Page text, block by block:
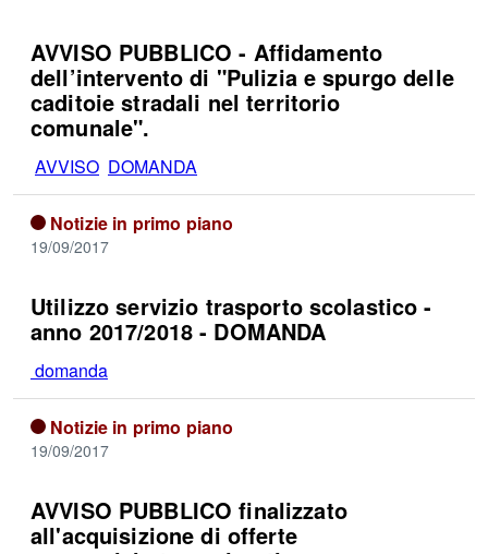
AVVISO PUBBLICO - Affidamento
dell’intervento di "Pulizia e spurgo delle
caditoie stradali nel territorio
comunale".
AVVISO DOMANDA
Notizie in primo piano
19/09/2017
Utilizzo servizio trasporto scolastico -
anno 2017/2018 - DOMANDA
domanda
Notizie in primo piano
19/09/2017
AVVISO PUBBLICO finalizzato
all'acquisizione di offerte